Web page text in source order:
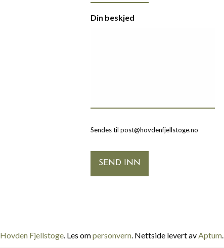
Din beskjed
Sendes til post@hovdenfjellstoge.no
Hovden Fjellstoge. Les ompersonvern. Nettside levert avAptum.